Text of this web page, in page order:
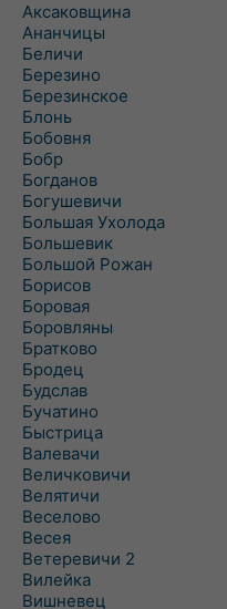
Аксаковщина
Ананчицы
Беличи
Березино
Березинское
Блонь
Бобовня
Бобр
Богданов
Богушевичи
Большая Ухолода
Большевик
Большой Рожан
Борисов
Боровая
Боровляны
Братково
Бродец
Будслав
Бучатино
Быстрица
Валевачи
Величковичи
Велятичи
Веселово
Весея
Ветеревичи 2
Вилейка
Вишневец